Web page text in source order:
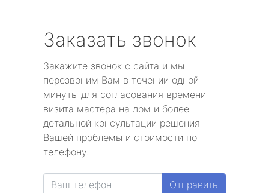
Заказать звонок
Закажите звонок с сайта и мы
перезвоним Вам в течении одной
минуты для согласования времени
визита мастера на дом и более
детальной консультации решения
Вашей проблемы и стоимости по
телефону.
Отправить